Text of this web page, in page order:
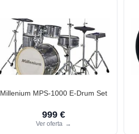
Millenium MPS-1000 E-Drum Set
999 €
Ver oferta →